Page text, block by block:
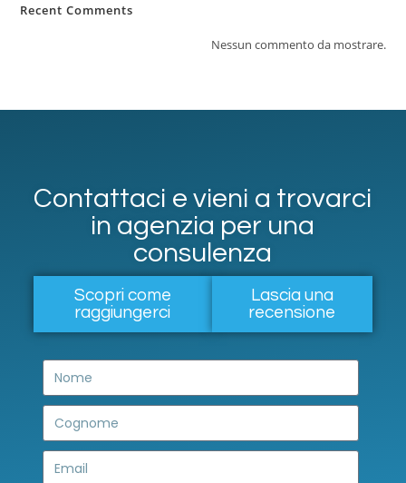
Recent Comments
Nessun commento da mostrare.
Contattaci e vieni a trovarci
in agenzia per una
consulenza
Scopri come
raggiungerci
Lascia una
recensione